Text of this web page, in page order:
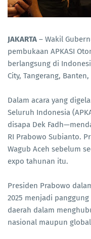
JAKARTA – Wakil
pembukaan APKASI
berlangsung di
City, Tangerang,
Dalam acara yang
Seluruh Indonesia
disapa Dek
RI Prabowo Subianto.
Wagub Aceh sebelum
expo tahunan itu.
Presiden Prabowo
2025 menjadi
daerah dalam
nasional maupun